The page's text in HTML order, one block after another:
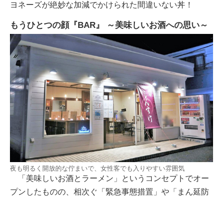
ヨネーズが絶妙な加減でかけられた間違いない丼！
もうひとつの顔『BAR』 ～美味しいお酒への思い～
夜も明るく開放的な佇まいで、女性客でも入りやすい雰囲気
「美味しいお酒とラーメン」というコンセプトでオー
プンしたものの、相次ぐ「緊急事態措置」や「まん延防